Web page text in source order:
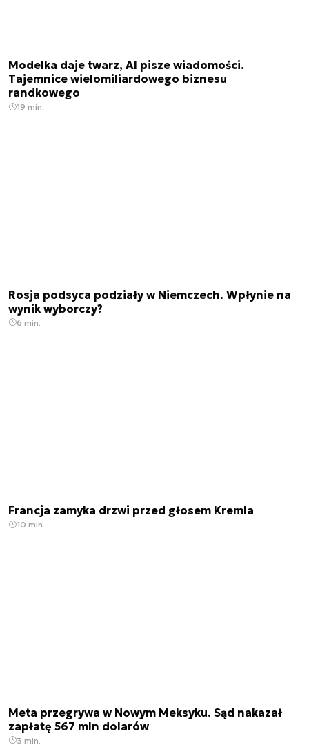
Modelka daje twarz, AI pisze wiadomości.
Tajemnice wielomiliardowego biznesu
randkowego
19 min.
Rosja podsyca podziały w Niemczech. Wpłynie na
wynik wyborczy?
6 min.
Francja zamyka drzwi przed głosem Kremla
10 min.
Meta przegrywa w Nowym Meksyku. Sąd nakazał
zapłatę 567 mln dolarów
3 min.